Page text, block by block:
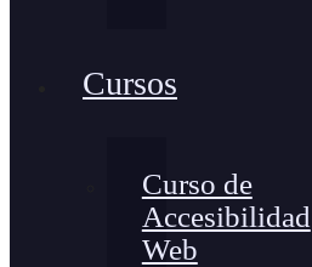
Cursos
Curso de
Accesibilidad
Web